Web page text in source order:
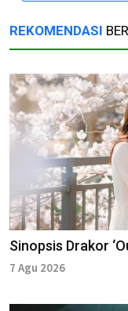
REKOMENDASI
Sinopsis Drakor
7 Agu 2026